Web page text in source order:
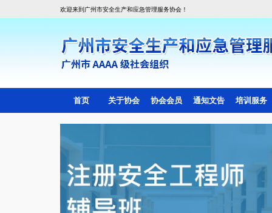
欢迎来到广州市安全生产和应急管理服务协会！
首页 关于协会
协会简介
会费管理标准
协会动态
协会会员
会员目录
一般单位会员
通知文告 培训服务
线上培训